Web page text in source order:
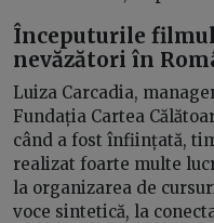
Începuturile
nevăzători în
Luiza Carcadia,
Fundația Cartea
când a fost înființată,
realizat foarte multe
la organizarea de
voce sintetică, la